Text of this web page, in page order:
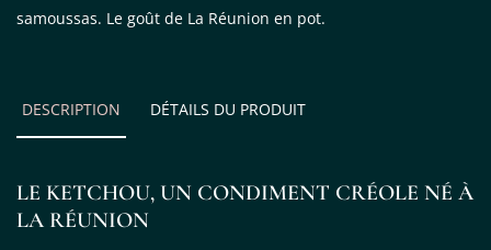
samoussas. Le goût de La Réunion en pot.
DESCRIPTION DÉTAILS DU PRODUIT
LE KETCHOU, UN CONDIMENT CRÉOLE NÉ À
LA RÉUNION